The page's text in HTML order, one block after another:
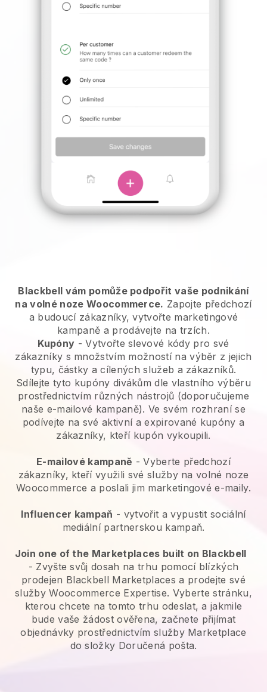
Blackbell vám pomůže podpořit vaše podnikání
na volné noze Woocommerce. Zapojte předchozí
a budoucí zákazníky, vytvořte marketingové
kampaně a prodávejte na trzích.
Kupóny - Vytvořte slevové kódy pro své
zákazníky s množstvím možností na výběr z jejich
typu, částky a cílených služeb a zákazníků.
Sdílejte tyto kupóny divákům dle vlastního výběru
prostřednictvím různých nástrojů (doporučujeme
naše e-mailové kampaně). Ve svém rozhraní se
podívejte na své aktivní a expirované kupóny a
zákazníky, kteří kupón vykoupili.
E-mailové kampaně -Vyberte předchozí
zákazníky, kteří využili své služby na volné noze
Woocommerce a poslali jim marketingové e-maily.
Influencer kampaň - vytvořit a vypustit sociální
mediální partnerskou kampaň.
Join one of the Marketplaces built on Blackbell
- Zvyšte svůj dosah na trhu pomocí blízkých
prodejen Blackbell Marketplaces a prodejte své
služby Woocommerce Expertise. Vyberte stránku,
kterou chcete na tomto trhu odeslat, a jakmile
bude vaše žádost ověřena, začnete přijímat
objednávky prostřednictvím služby Marketplace
do složky Doručená pošta.